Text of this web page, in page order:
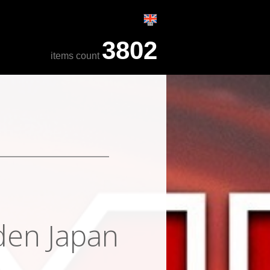
items count 3802
Japan